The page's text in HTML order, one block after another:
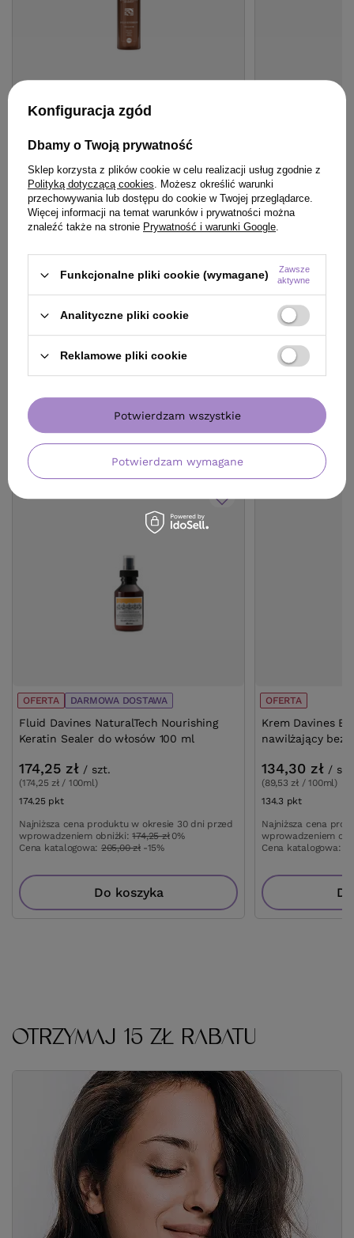
PROMOCJA BESTSELLER
Water do włosów - intensywny połysk i
gładkość 250 ml
47,99 zł / szt.
(19,20 zł / 100ml)
47.99pktpunktów
Cena katalogowa:75,90 zł -37%
Do koszyka
23,99 zł
23.99
ZOBACZ RÓWNIEŻ
OFERTA DARMOWA DOSTAWA
Fluid Davines NaturalTech Nourishing
Keratin Sealer do włosów 100 ml
174,25 zł / szt.
(174,25 zł / 100ml)
174.25 pktpunktów
Najniższa cena produktu w okresie 30 dni przed
wprowadzeniem obniżki:174,25 zł 0%
Cena katalogowa: 205,00 zł -15%
Do koszyka
OFERTA
Krem Davines
nawilżający bez
134,30 zł /
(89,53 zł / 100ml)
134.3 pktpunktów
Najniższa cena
wprowadzeniem
Cena katalogowa:
OTRZYMAJ 15 ZŁ RABATU
Konfiguracja zgód
Dbamy o Twoją prywatność
Sklep korzysta z plików cookie w celu realizacji usług zgodnie z
Polityką dotyczącą cookies. Możesz określić warunki
przechowywania lub dostępu do cookie w Twojej przeglądarce.
Więcej informacji na temat warunków i prywatności można
znaleźć także na stronie Prywatność i warunki Google.
Funkcjonalne pliki cookie (wymagane)
Zawsze
aktywne
Analityczne pliki cookie
Reklamowe pliki cookie
Potwierdzam wymagane
Potwierdzam wszystkie